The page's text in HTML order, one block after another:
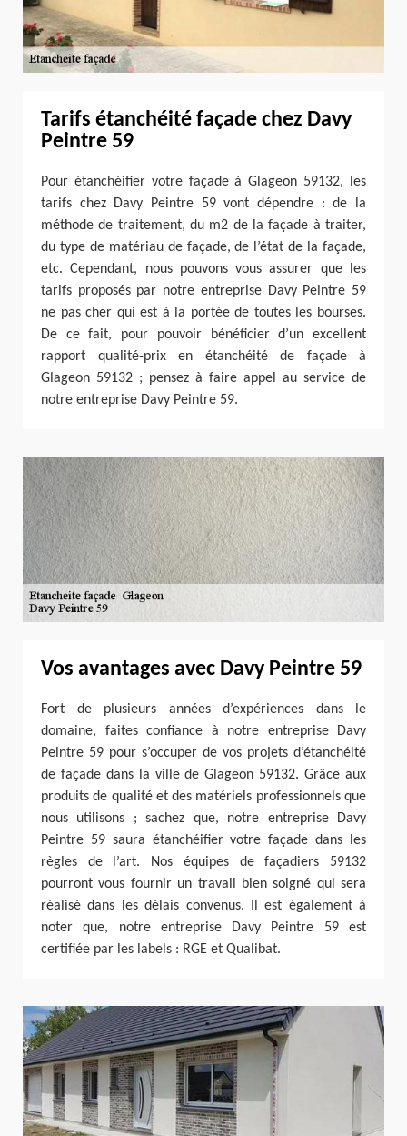
Tarifs étanchéité façade chez Davy
Peintre 59
Pour étanchéifier votre façade à Glageon 59132, les
tarifs chez Davy Peintre 59 vont dépendre : de la
méthode de traitement, du m2 de la façade à traiter,
du type de matériau de façade, de l’état de la façade,
etc. Cependant, nous pouvons vous assurer que les
tarifs proposés par notre entreprise Davy Peintre 59
ne pas cher qui est à la portée de toutes les bourses.
De ce fait, pour pouvoir bénéficier d’un excellent
rapport qualité-prix en étanchéité de façade à
Glageon 59132 ; pensez à faire appel au service de
notre entreprise Davy Peintre 59.
Vos avantages avec Davy Peintre 59
Fort de plusieurs années d’expériences dans le
domaine, faites confiance à notre entreprise Davy
Peintre 59 pour s’occuper de vos projets d’étanchéité
de façade dans la ville de Glageon 59132. Grâce aux
produits de qualité et des matériels professionnels que
nous utilisons ; sachez que, notre entreprise Davy
Peintre 59 saura étanchéifier votre façade dans les
règles de l’art. Nos équipes de façadiers 59132
pourront vous fournir un travail bien soigné qui sera
réalisé dans les délais convenus. Il est également à
noter que, notre entreprise Davy Peintre 59 est
certifiée par les labels : RGE et Qualibat.